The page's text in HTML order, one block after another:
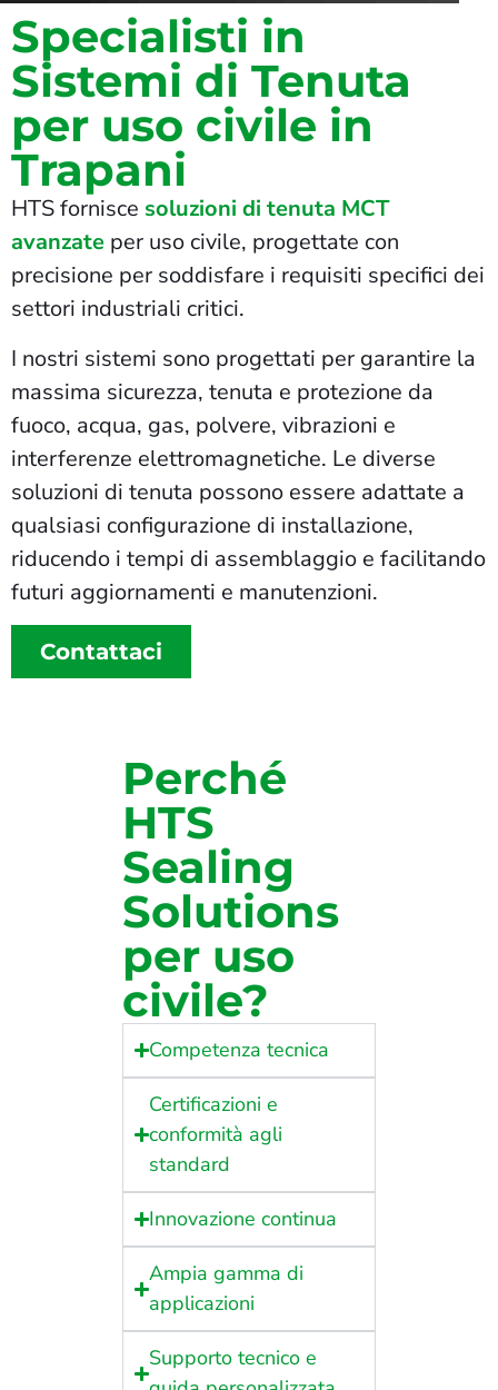
Specialisti in
Sistemi di Tenuta
per uso civile in
Trapani
HTS fornisce soluzioni di tenuta MCT
avanzate per uso civile, progettate con
precisione per soddisfare i requisiti specifici dei
settori industriali critici.
I nostri sistemi sono progettati per garantire la
massima sicurezza, tenuta e protezione da
fuoco, acqua, gas, polvere, vibrazioni e
interferenze elettromagnetiche. Le diverse
soluzioni di tenuta possono essere adattate a
qualsiasi configurazione di installazione,
riducendo i tempi di assemblaggio e facilitando
futuri aggiornamenti e manutenzioni.
Contattaci
Perché
HTS
Sealing
Solutions
per uso
civile?
Competenza tecnica
Certificazioni e
conformità agli
standard
Innovazione continua
Ampia gamma di
applicazioni
Supporto tecnico e